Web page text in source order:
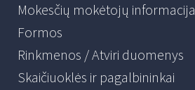
Mokesčių mokėtojų informacija
Formos
Rinkmenos / Atviri duomenys
Skaičiuoklės ir pagalbininkai